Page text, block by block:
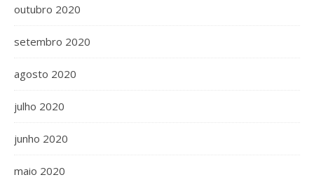
outubro 2020
setembro 2020
agosto 2020
julho 2020
junho 2020
maio 2020